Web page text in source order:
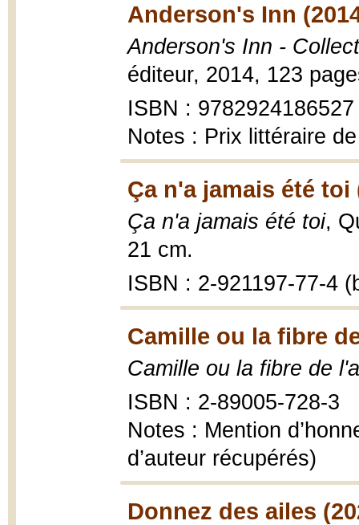
Anderson's Inn
Anderson's Inn -
éditeur, 2014, 123
ISBN : 9782924186527
Notes : Prix littéraire
Ça n'a jamais été toi
Ça n'a jamais été toi,
21 cm.
ISBN : 2-921197-77-4
Camille ou la fibre
Camille ou la fibre de
ISBN : 2-89005-728-3
Notes : Mention
d’auteur récupérés)
Donnez des ailes